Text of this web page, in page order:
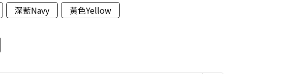
深藍Navy
黃色Yellow